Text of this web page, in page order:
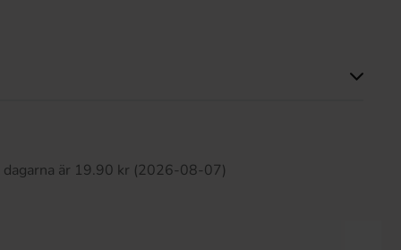
är 19.90 kr (2026-08-07)